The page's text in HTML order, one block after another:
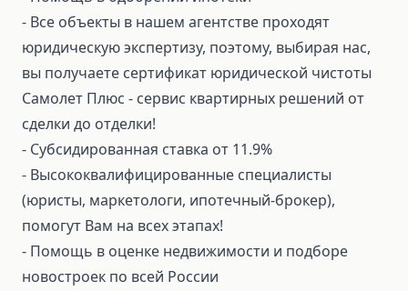
- Все объекты в нашем агентстве проходят
юридическую экспертизу, поэтому, выбирая нас,
вы получаете сертификат юридической чистоты
Самолет Плюс - сервис квартирных решений от
сделки до отделки!
- Субсидированная ставка от 11.9%
- Высококвалифицированные специалисты
(юристы, маркетологи, ипотечный-брокер),
помогут Вам на всех этапах!
- Помощь в оценке недвижимости и подборе
новостроек по всей России